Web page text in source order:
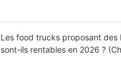
Les food trucks proposant des
sont-ils rentables en 2026 ?